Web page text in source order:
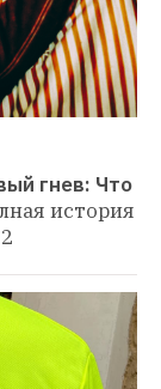
гнев: Что
история